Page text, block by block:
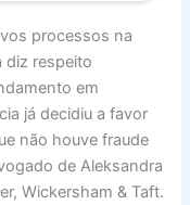
processos na
diz respeito
em
já decidiu a favor
não houve fraude
de Aleksandra
Wickersham & Taft.